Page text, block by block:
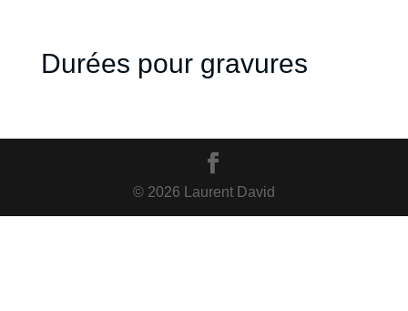
Durées pour gravures
© 2026 Laurent David